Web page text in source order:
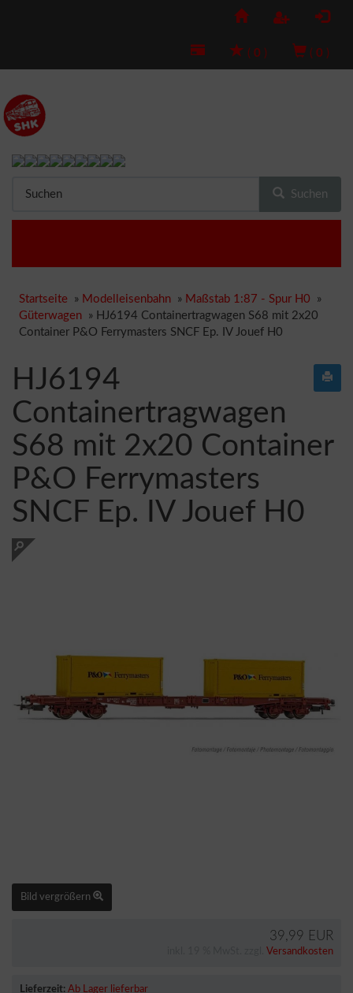
( 0 ) ( 0 )
Suchen
Startseite » Modelleisenbahn » Maßstab 1:87 - Spur H0 »
Güterwagen » HJ6194 Containertragwagen S68 mit 2x20
Container P&O Ferrymasters SNCF Ep. IV Jouef H0
HJ6194
Containertragwagen
S68 mit 2x20 Container
P&O Ferrymasters
SNCF Ep. IV Jouef H0
Bild vergrößern
39,99 EUR
Versandkosten
Lieferzeit: Ab Lager lieferbar